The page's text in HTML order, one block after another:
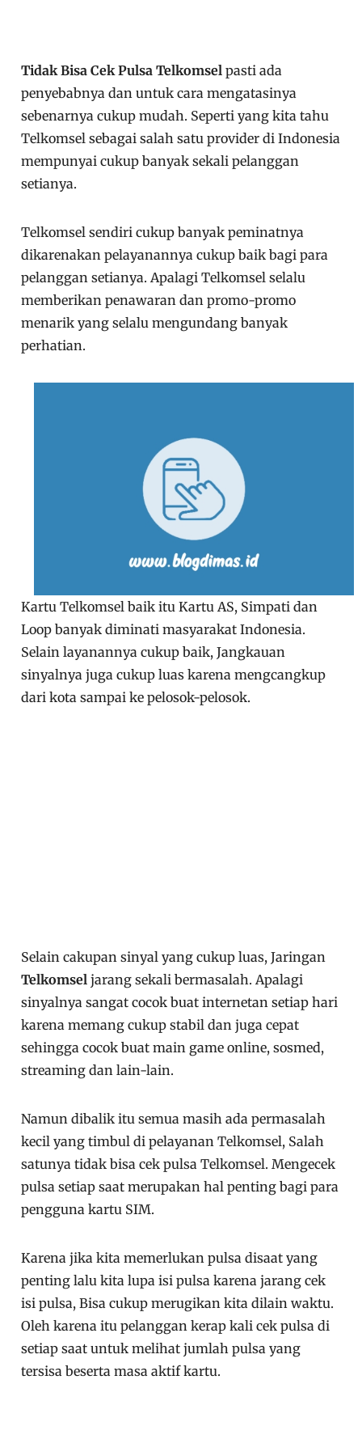
Tidak Bisa Cek Pulsa Telkomsel pasti ada
penyebabnya dan untuk cara mengatasinya
sebenarnya cukup mudah. Seperti yang kita tahu
Telkomsel sebagai salah satu provider di Indonesia
mempunyai cukup banyak sekali pelanggan
setianya.
Telkomsel sendiri cukup banyak peminatnya
dikarenakan pelayanannya cukup baik bagi para
pelanggan setianya. Apalagi Telkomsel selalu
memberikan penawaran dan promo-promo
menarik yang selalu mengundang banyak
perhatian.
Kartu Telkomsel baik itu Kartu AS, Simpati dan
Loop banyak diminati masyarakat Indonesia.
Selain layanannya cukup baik, Jangkauan
sinyalnya juga cukup luas karena mengcangkup
dari kota sampai ke pelosok-pelosok.
Selain cakupan sinyal yang cukup luas, Jaringan
Telkomsel jarang sekali bermasalah. Apalagi
sinyalnya sangat cocok buat internetan setiap hari
karena memang cukup stabil dan juga cepat
sehingga cocok buat main game online, sosmed,
streaming dan lain-lain.
Namun dibalik itu semua masih ada permasalah
kecil yang timbul di pelayanan Telkomsel, Salah
satunya tidak bisa cek pulsa Telkomsel. Mengecek
pulsa setiap saat merupakan hal penting bagi para
pengguna kartu SIM.
Karena jika kita memerlukan pulsa disaat yang
penting lalu kita lupa isi pulsa karena jarang cek
isi pulsa, Bisa cukup merugikan kita dilain waktu.
Oleh karena itu pelanggan kerap kali cek pulsa di
setiap saat untuk melihat jumlah pulsa yang
tersisa beserta masa aktif kartu.